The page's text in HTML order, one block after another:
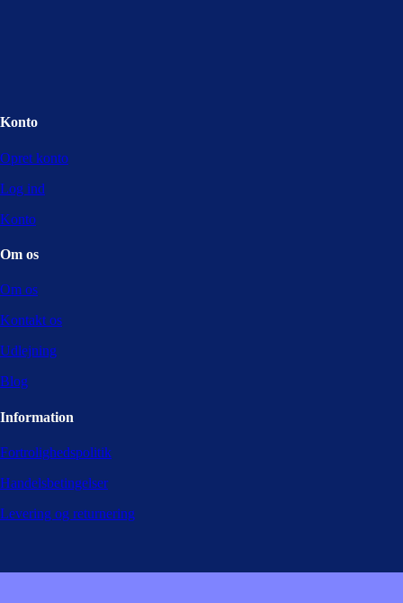
Konto
Opret konto
Log ind
Konto
Om os
Om os
Kontakt os
Udlejning
Blog
Information
Fortrolighedspolitik
Handelsbetingelser
Levering og returnering